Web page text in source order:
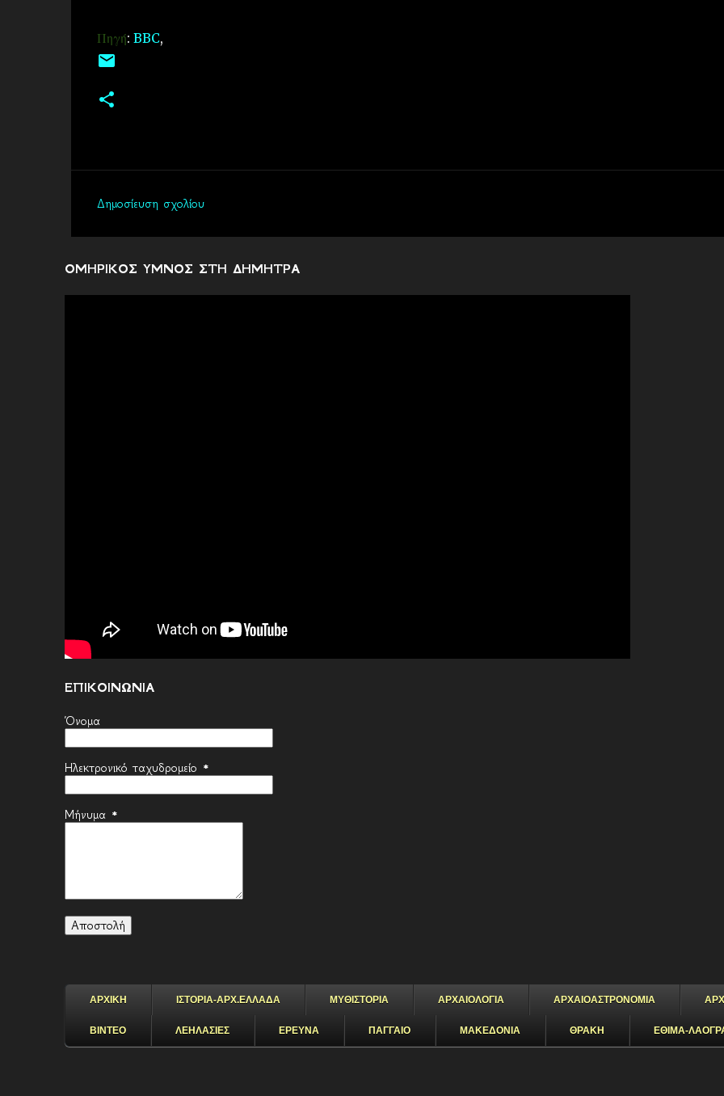
Πηγή: BBC,
ό
Δημοσίευση σχολίου
ΟΜΗΡΙΚΟΣ ΥΜΝΟΣ ΣΤΗ ΔΗΜΗΤΡΑ
ΕΠΙΚΟΙΝΩΝΙΑ
Όνομα
Ηλεκτρονικό ταχυδρομείο *
Μήνυμα *
ΑΡΧΙΚΗ ΙΣΤΟΡΙΑ-ΑΡΧ.ΕΛΛΑΔΑ ΜΥΘΙΣΤΟΡΙΑ ΑΡΧΑΙΟΛΟΓΙΑ ΑΡΧΑΙΟΑΣΤΡΟΝΟΜΙΑ
ΒΙΝΤΕΟ ΛΕΗΛΑΣΙΕΣ ΕΡΕΥΝΑ ΠΑΓΓΑΙΟ ΜΑΚΕΔΟΝΙΑ ΘΡΑΚΗ ΕΘΙΜΑ-